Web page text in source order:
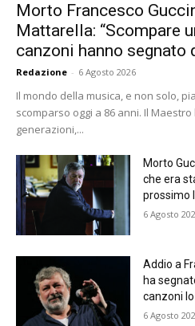
Morto Francesco
Mattarella: “Scompare
canzoni hanno segnato
Redazione - 6 Agosto 2026
Il mondo della musica, e non solo,
scomparso oggi a 86 anni. Il
generazioni,...
Morto
che era
prossimo
6 Agosto
Addio a
ha
canzoni
6 Agosto